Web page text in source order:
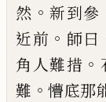
然 。新到參
近前 。 師曰
角人難措 。
難 。 懵底那